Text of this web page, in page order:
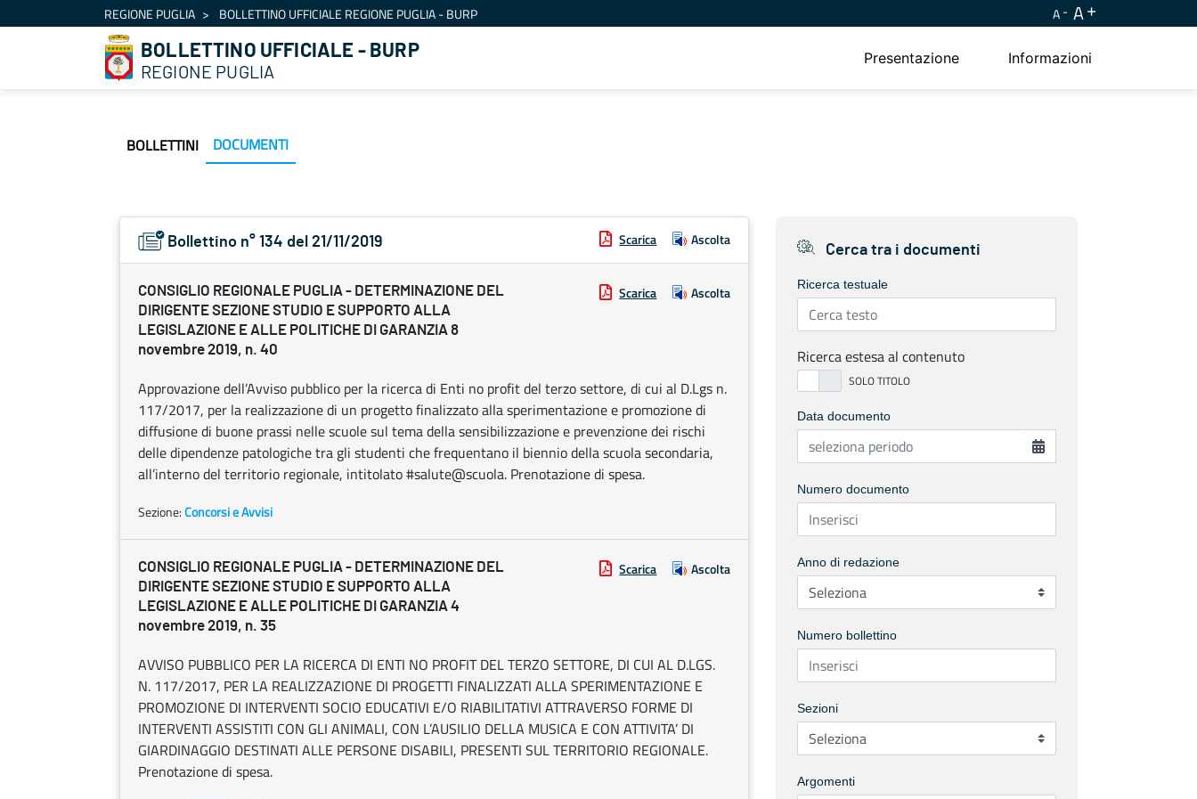
Salta al contenutoREGIONE PUGLIA BOLLETTINO UFFICIALE REGIONE PUGLIA - BURP A A
BOLLETTINO UFFICIALE - BURP
REGIONE PUGLIA
Presentazione Informazioni
BOLLETTINI DOCUMENTI
Bollettino n° 134 del 21/11/2019 Scarica Ascolta
CONSIGLIO REGIONALE PUGLIA - DETERMINAZIONE DEL
DIRIGENTE SEZIONE STUDIO E SUPPORTO ALLA
LEGISLAZIONE E ALLE POLITICHE DI GARANZIA 8
novembre 2019, n. 40
Scarica Ascolta
Approvazione dell’Avviso pubblico per la ricerca di Enti no profit del terzo settore, di cui al D.Lgs n.
117/2017, per la realizzazione di un progetto finalizzato alla sperimentazione e promozione di
diffusione di buone prassi nelle scuole sul tema della sensibilizzazione e prevenzione dei rischi
delle dipendenze patologiche tra gli studenti che frequentano il biennio della scuola secondaria,
all’interno del territorio regionale, intitolato #salute@scuola. Prenotazione di spesa.
Sezione:Concorsi e Avvisi
CONSIGLIO REGIONALE PUGLIA - DETERMINAZIONE DEL
DIRIGENTE SEZIONE STUDIO E SUPPORTO ALLA
LEGISLAZIONE E ALLE POLITICHE DI GARANZIA 4
novembre 2019, n. 35
Scarica Ascolta
AVVISO PUBBLICO PER LA RICERCA DI ENTI NO PROFIT DEL TERZO SETTORE, DI CUI AL D.LGS.
N. 117/2017, PER LA REALIZZAZIONE DI PROGETTI FINALIZZATI ALLA SPERIMENTAZIONE E
PROMOZIONE DI INTERVENTI SOCIO EDUCATIVI E/O RIABILITATIVI ATTRAVERSO FORME DI
INTERVENTI ASSISTITI CON GLI ANIMALI, CON L’AUSILIO DELLA MUSICA E CON ATTIVITA’ DI
GIARDINAGGIO DESTINATI ALLE PERSONE DISABILI, PRESENTI SUL TERRITORIO REGIONALE.
Prenotazione di spesa.
Cerca tra i documenti
Ricerca testuale
Ricerca estesa al contenuto
Data documento
Numero documento
Anno di redazione
Numero bollettino
Sezioni
Argomenti